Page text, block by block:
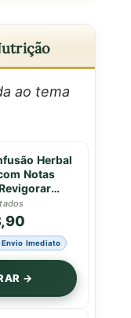
ao tema
Herbal
Notas
-
Envio Imediato
→